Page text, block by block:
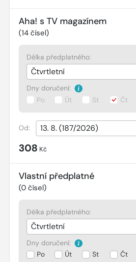
Aha! s TV magazínem
(14 čísel)
Délka předplatného:
Dny doručení:
Po
Út St Čt
Od:
308 Kč
Vlastní předplatné
(0 čísel)
Délka předplatného:
Dny doručení:
Po
Út St Čt